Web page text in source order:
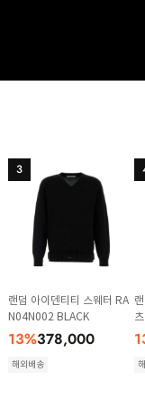
3
랜덤 아이덴티티 스웨터 RA
N04N002 BLACK
13%378,000
해외배송